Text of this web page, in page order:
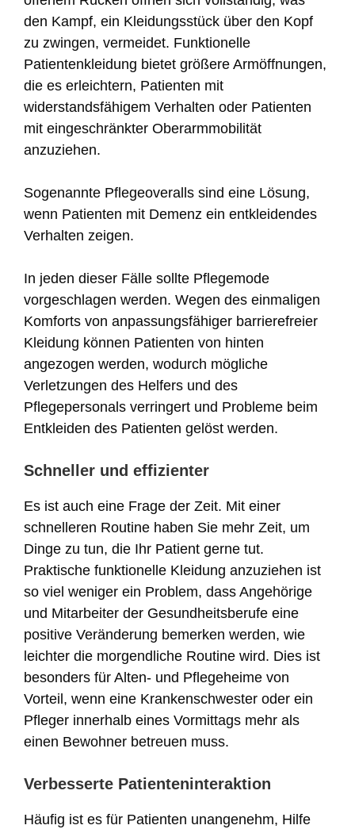
den Kampf, ein Kleidungsstück über den Kopf
zu zwingen, vermeidet. Funktionelle
Patientenkleidung bietet größere Armöffnungen,
die es erleichtern, Patienten mit
widerstandsfähigem Verhalten oder Patienten
mit eingeschränkter Oberarmmobilität
anzuziehen.
Sogenannte Pflegeoveralls sind eine Lösung,
wenn Patienten mit Demenz ein entkleidendes
Verhalten zeigen.
In jeden dieser Fälle sollte Pflegemode
vorgeschlagen werden. Wegen des einmaligen
Komforts von anpassungsfähiger barrierefreier
Kleidung können Patienten von hinten
angezogen werden, wodurch mögliche
Verletzungen des Helfers und des
Pflegepersonals verringert und Probleme beim
Entkleiden des Patienten gelöst werden.
Schneller und effizienter
Es ist auch eine Frage der Zeit. Mit einer
schnelleren Routine haben Sie mehr Zeit, um
Dinge zu tun, die Ihr Patient gerne tut.
Praktische funktionelle Kleidung anzuziehen ist
so viel weniger ein Problem, dass Angehörige
und Mitarbeiter der Gesundheitsberufe eine
positive Veränderung bemerken werden, wie
leichter die morgendliche Routine wird. Dies ist
besonders für Alten- und Pflegeheime von
Vorteil, wenn eine Krankenschwester oder ein
Pfleger innerhalb eines Vormittags mehr als
einen Bewohner betreuen muss.
Verbesserte Patienteninteraktion
Häufig ist es für Patienten unangenehm, Hilfe